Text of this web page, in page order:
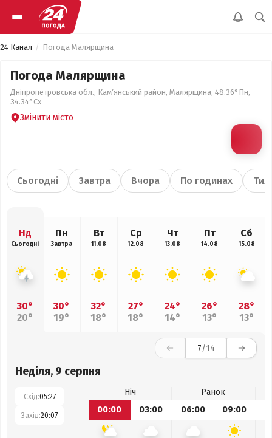
24 Канал Погода Малярщина
Погода Малярщина
Дніпропетровська обл., Кам’янський район, Малярщина, 48.36°Пн,
34.34°Сх
Змінити місто
Сьогодні Завтра Вчора По годинах
Нд
Сьогодні
30°
20°
Пн
Завтра
30°
19°
Вт
11.08
32°
18°
Ср
12.08
27°
18°
Чт
13.08
24°
14°
Пт
14.08
26°
13°
Сб
15.08
28°
13°
7/14
Неділя, 9 серпня
Схід:05:27
Захід:20:07
Ніч
Ранок
00:00
03:00 06:00 09:00